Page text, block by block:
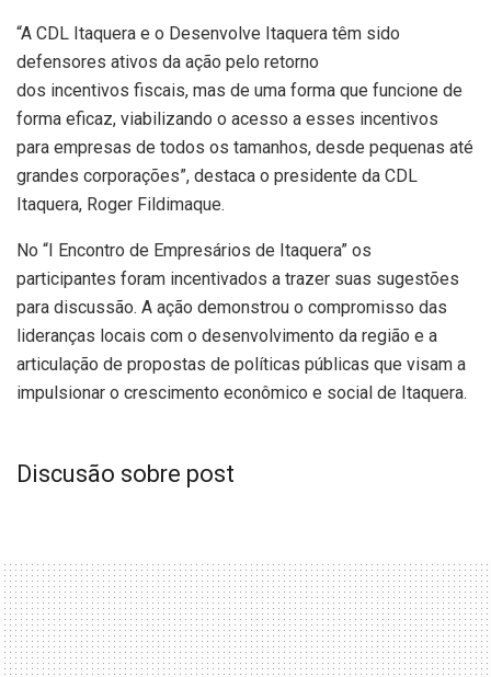
“A CDL Itaquera e o Desenvolve Itaquera têm sido
defensores ativos da ação pelo retorno
dos incentivos fiscais, mas de uma forma que funcione de
forma eficaz, viabilizando o acesso a esses incentivos
para empresas de todos os tamanhos, desde pequenas até
grandes corporações”, destaca o presidente da CDL
Itaquera, Roger Fildimaque.
No “I Encontro de Empresários de Itaquera” os
participantes foram incentivados a trazer suas sugestões
para discussão. A ação demonstrou o compromisso das
lideranças locais com o desenvolvimento da região e a
articulação de propostas de políticas públicas que visam a
impulsionar o crescimento econômico e social de Itaquera.
Discusão sobre post